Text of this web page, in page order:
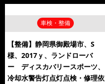
車検・整備
【整備】静岡県御殿場市、S
様、2017ｙ、ランドローバ
ー ディスカバリースポーツ、
冷却水警告灯点灯点検・修理依